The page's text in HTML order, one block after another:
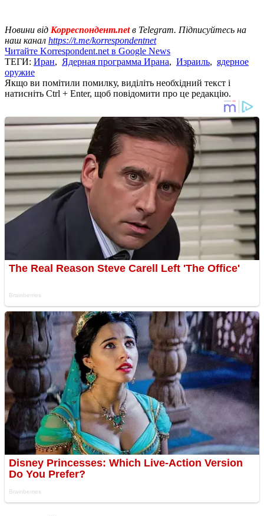
Новини від Корреспондент.netв Telegram. Підписуйтесь на
наш канал https://t.me/korrespondentnet
Читайте Korrespondent.net в Google News
ТЕГИ: Иран, Ядерная программа Ирана, Израиль, ядерное
оружие
Якщо ви помітили помилку, виділіть необхідний текст і
натисніть Ctrl + Enter, щоб повідомити про це редакцію.